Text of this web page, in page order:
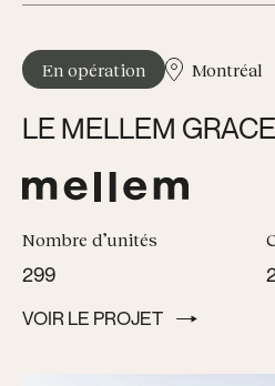
En opération Montréal
LE MELLEM
Nombre d’unités
299
VOIR LE PROJET